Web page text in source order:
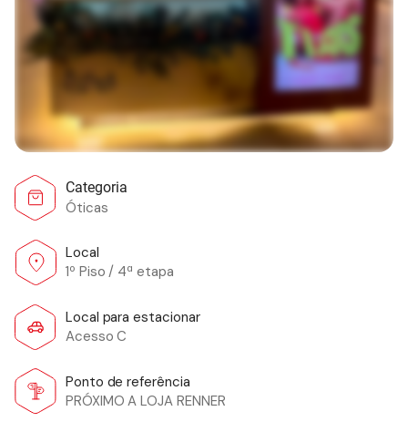
Categoria
Óticas
Local
1º Piso / 4ª etapa
Local para estacionar
Acesso C
Ponto de referência
PRÓXIMO A LOJA RENNER